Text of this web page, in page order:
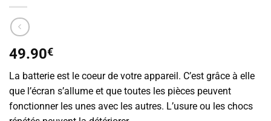
49.90€
La batterie est le coeur de votre appareil. C’est grâce à elle
que l’écran s’allume et que toutes les pièces peuvent
fonctionner les unes avec les autres. L’usure ou les chocs